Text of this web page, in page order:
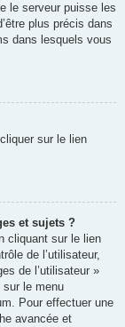
le serveur puisse les
plus précis dans
dans lesquels vous
sur le lien
et sujets ?
cliquant sur le lien
de l’utilisateur,
de l’utilisateur »
sur le menu
Pour effectuer une
avancée et